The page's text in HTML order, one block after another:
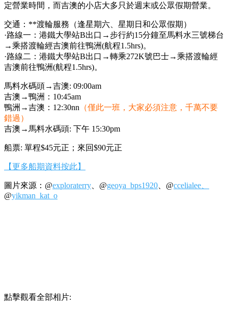
定營業時間，而吉澳的小店大多只於週末或公眾假期營業。
交通： **渡輪服務（逢星期六、星期日和公眾假期）
·路線一：港鐵大學站B出口 →步行約15分鐘至馬料水三號梯台
→乘搭渡輪經吉澳前往鴨洲(航程1.5hrs)。
·路線二：港鐵大學站B出口 →轉乘272K號巴士→乘搭渡輪經
吉澳前往鴨洲(航程1.5hrs)。
馬料水碼頭→吉澳: 09:00am
吉澳 →鴨洲： 10:45am
鴨洲 →吉澳： 12:30nn （僅此一班，大家必須注意，千萬不要
錯過）
吉澳→馬料水碼頭: 下午 15:30pm
船票: 單程$45元正；來回$90元正
【更多船期資料按此】
圖片來源： @exploraterry @geoya_bps1920 @ccelialee、
@yikman_kat_o
點擊觀看全部相片: